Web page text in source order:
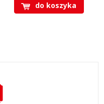
do koszyka